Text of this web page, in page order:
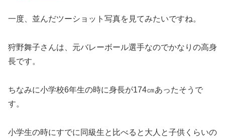
一度、並んだツーショット写真を見てみたいですね。
狩野舞子さんは、元バレーボール選手なのでかなりの高身
長です。
ちなみに小学校6年生の時に身長が174㎝あったそうで
す。
小学生の時にすでに同級生と比べると大人と子供くらいの